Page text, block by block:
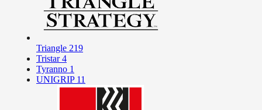
Triangle 219
Tristar 4
Tyranno 1
UNIGRIP 11